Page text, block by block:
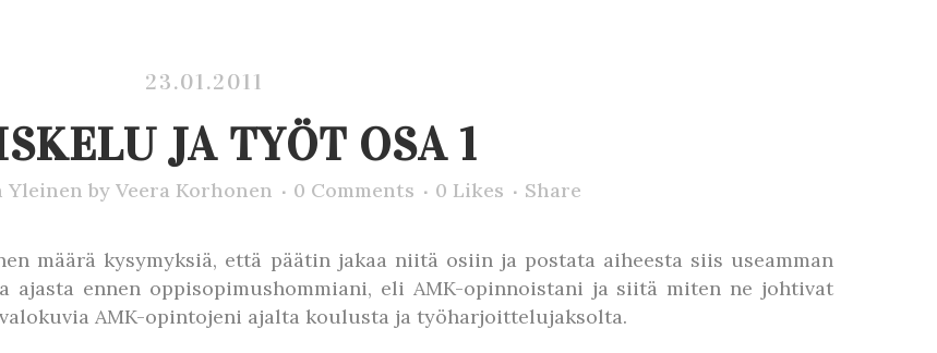
23.01.2011
JA TYÖT OSA 1
Yleinen by Veera Korhonen 0 Comments 0 Likes Share
määrä kysymyksiä, että päätin jakaa niitä osiin ja postata aiheesta siis useamman
ennen oppisopimushommiani, eli AMK-opinnoistani ja siitä miten ne johtivat
AMK-opintojeni ajalta koulusta ja työharjoittelujaksolta.